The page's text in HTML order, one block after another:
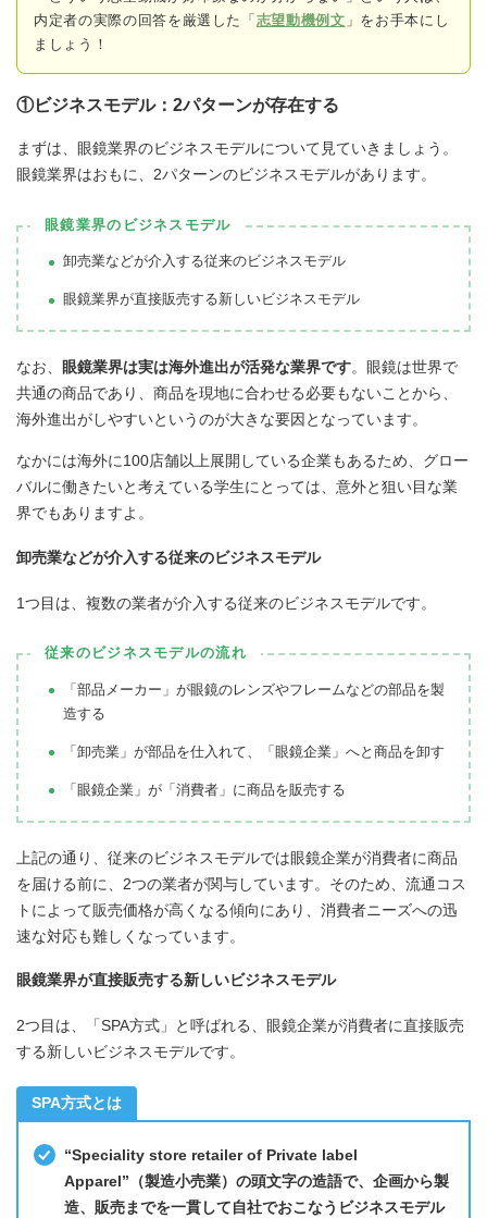
内定者の実際の回答を厳選した「志望動機例文 」をお手本にし
ましょう！
①ビジネスモデル：2パターンが存在する
まずは、眼鏡業界のビジネスモデルについて見ていきましょう。
眼鏡業界はおもに、2パターンのビジネスモデルがあります。
眼鏡業界のビジネスモデル
卸売業などが介入する従来のビジネスモデル
眼鏡業界が直接販売する新しいビジネスモデル
なお、 眼鏡業界は実は海外進出が活発な業界です。眼鏡は世界で
共通の商品であり、商品を現地に合わせる必要もないことから、
海外進出がしやすいというのが大きな要因となっています。
なかには海外に100店舗以上展開している企業もあるため、グロー
バルに働きたいと考えている学生にとっては、意外と狙い目な業
界でもありますよ。
卸売業などが介入する従来のビジネスモデル
1つ目は、複数の業者が介入する従来のビジネスモデルです。
従来のビジネスモデルの流れ
「部品メーカー」が眼鏡のレンズやフレームなどの部品を製
造する
「卸売業」が部品を仕入れて、「眼鏡企業」へと商品を卸す
「眼鏡企業」が「消費者」に商品を販売する
上記の通り、従来のビジネスモデルでは眼鏡企業が消費者に商品
を届ける前に、2つの業者が関与しています。そのため、流通コス
トによって販売価格が高くなる傾向にあり、消費者ニーズへの迅
速な対応も難しくなっています。
眼鏡業界が直接販売する新しいビジネスモデル
2つ目は、「SPA方式」と呼ばれる、眼鏡企業が消費者に直接販売
する新しいビジネスモデルです。
SPA方式とは
“Speciality store retailer of Private label
Apparel”（製造小売業）の頭文字の造語で、企画から製
造、販売までを一貫して自社でおこなうビジネスモデル